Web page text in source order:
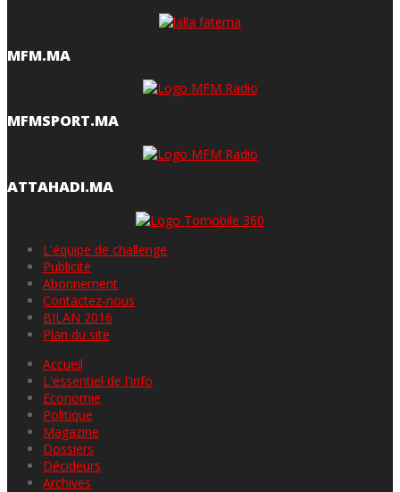
MFM.MA
MFMSPORT.MA
ATTAHADI.MA
L'équipe de challenge
Publicité
Abonnement
Contactez-nous
BILAN 2016
Plan du site
Accueil
L'essentiel de l'info
Economie
Politique
Magazine
Dossiers
Décideurs
Archives